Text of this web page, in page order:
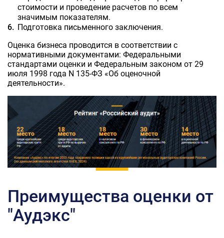
стоимости и проведение расчетов по всем
значимым показателям.
Подготовка письменного заключения.
Оценка бизнеса проводится в соответствии с
нормативными документами: Федеральными
стандартами оценки и Федеральным законом от 29
июля 1998 года N 135-ФЗ «Об оценочной
деятельности».
Преимущества оценки от
"Аудэкс"